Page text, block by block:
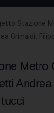
Stazione
Grimaldi,
Metro